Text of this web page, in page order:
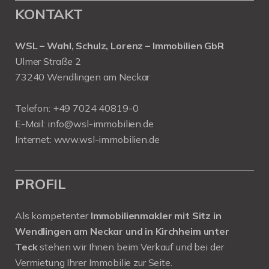
KONTAKT
WSL – Wahl, Schulz, Lorenz – Immobilien GbR
Ulmer Straße 2
73240 Wendlingen am Neckar
Telefon: +49 7024 40819-0
E-Mail: info@wsl-immobilien.de
Internet: www.wsl-immobilien.de
PROFIL
Als kompetenter Immobilienmakler mit Sitz in
Wendlingen am Neckar und in Kirchheim unter
Teckstehen wir Ihnen beim Verkauf und bei der
Vermietung Ihrer Immobilie zur Seite.